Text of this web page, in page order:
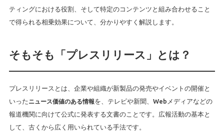
ティングにおける役割、そして特定のコンテンツと組み合わせること
で得られる相乗効果について、分かりやすく解説します。
そもそも「プレスリリース」とは？
プレスリリースとは、企業や組織が新製品の発売やイベントの開催と
いったニュース価値のある情報を、テレビや新聞、Webメディアなどの
報道機関に向けて公式に発表する文書のことです。広報活動の基本と
して、古くから広く用いられている手法です。